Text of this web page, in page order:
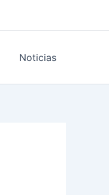
Noticias